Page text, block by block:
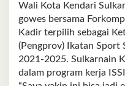
Wali Kota Kendari
gowes bersama
Kadir terpilih sebagai
(Pengprov) Ikatan Sport
2021-2025. Sulkarnain
dalam program kerja